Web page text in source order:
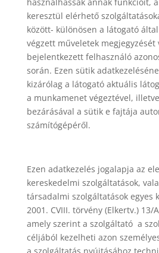
keresztül elérhető
között- különösen a látogató
végzett műveletek megjegyzését
bejelentkezett felhasználó
során. Ezen sütik
kizárólag a látogató aktuális
a munkamenet végeztével,
bezárásával a sütik e fajtája
számítógépéről.
Ezen adatkezelés jogalapja az
kereskedelmi szolgáltatások,
társadalmi szolgáltatások egyes
2001. CVIII. törvény (Elkertv.) 13/
amely szerint a szolgáltató a
céljából kezelheti azon